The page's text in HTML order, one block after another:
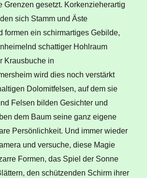
Grenzen gesetzt. Korkenzieherartig
sich Stamm und Äste
formen ein schirmartiges Gebilde,
schattiger Hohlraum
Krausbuche in
wird dies noch verstärkt
Dolomitfelsen, auf dem sie
Felsen bilden Gesichter und
dem Baum seine ganz eigene
Persönlichkeit. Und immer wieder
und versuche, diese Magie
Formen, das Spiel der Sonne
den schützenden Schirm ihrer